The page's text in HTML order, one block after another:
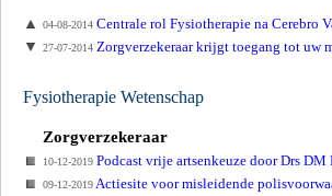
04-08-2014 Centrale rol Fysiotherapie na Cerebro
27-07-2014 Zorgverzekeraar krijgt toegang tot uw
Fysiotherapie Wetenschap
Zorgverzekeraar
10-12-2019 Podcast vrije artsenkeuze door Drs DM
09-12-2019 Actiesite voor misleidende